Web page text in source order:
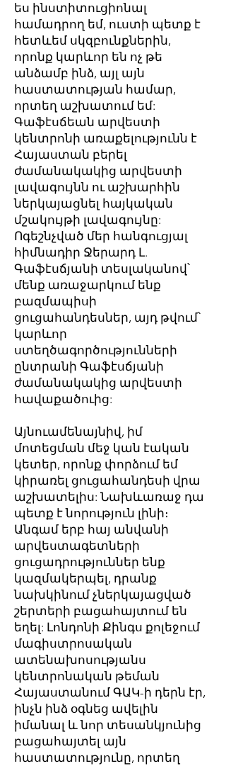
ես ինստիտուցիոնալ
համադրող եմ, ուստի պետք է
հետևեմ սկզբունքներին,
որոնք կարևոր են ոչ թե
անձամբ ինձ, այլ այն
հաստատության համար,
որտեղ աշխատում եմ:
Գաֆէսճեան արվեստի
կենտրոնի առաքելությունն է
Հայաստան բերել
ժամանակակից արվեստի
լավագույնն ու աշխարհին
ներկայացնել հայկական
մշակույթի լավագույնը:
Ոգեշնչված մեր հանգուցյալ
հիմնադիր Ջերարդ Լ.
Գաֆէսճյանի տեսլականով՝
մենք առաջարկում ենք
բազմապիսի
ցուցահանդեսներ, այդ թվում՝
կարևոր
ստեղծագործությունների
ընտրանի Գաֆէսճյանի
ժամանակակից արվեստի
հավաքածուից:
Այնուամենայնիվ, իմ
մոտեցման մեջ կան էական
կետեր, որոնք փորձում եմ
կիրառել ցուցահանդեսի վրա
աշխատելիս: Նախևառաջ դա
պետք է նորություն լինի։
Անգամ երբ հայ անվանի
արվեստագետների
ցուցադրություններ ենք
կազմակերպել, դրանք
նախկինում չներկայացված
շերտերի բացահայտում են
եղել: Լոնդոնի Քինգս քոլեջում
մագիստրոսական
ատենախոսությանս
կենտրոնական թեման
Հայաստանում ԳԱԿ-ի դերն էր,
ինչն ինձ օգնեց ավելին
իմանալ և նոր տեսանկյունից
բացահայտել այն
հաստատությունը, որտեղ